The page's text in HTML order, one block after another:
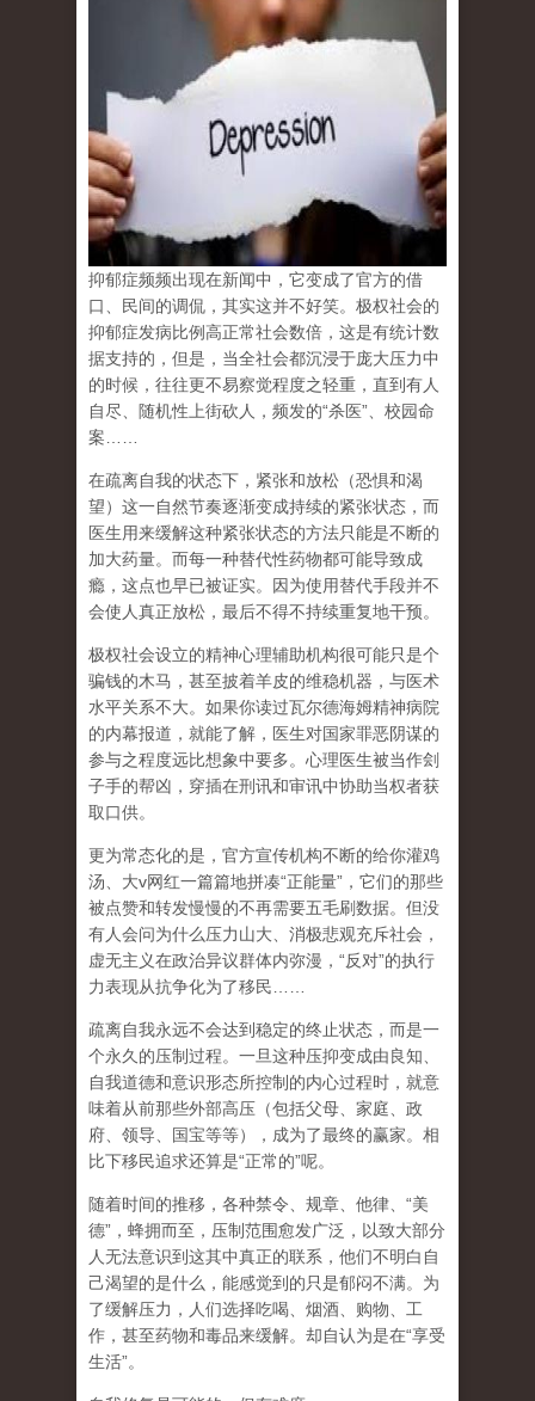
抑郁症频频出现在新闻中，它变成了官方的借
口、民间的调侃，其实这并不好笑。极权社会的
抑郁症发病比例高正常社会数倍，这是有统计数
据支持的，但是，当全社会都沉浸于庞大压力中
的时候，往往更不易察觉程度之轻重，直到有人
自尽、随机性上街砍人，频发的“杀医” 、校园命
案
在疏离自我的状态下，紧张和放松（恐惧和渴
望）这一自然节奏逐渐变成持续的紧张状态，而
医生用来缓解这种紧张状态的方法只能是不断的
加大药量。而每一种替代性药物都可能导致成
瘾，这点也早已被证实。因为使用替代手段并不
会使人真正放松，最后不得不持续重复地干预。
极权社会设立的精神心理辅助机构很可能只是个
骗钱的木马，甚至披着羊皮的维稳机器，与医术
水平关系不大。如果你读过瓦尔德海姆精神病院
的内幕报道，就能了解，医生对国家罪恶阴谋的
参与之程度远比想象中要多。心理医生被当作刽
子手的帮凶，穿插在刑讯和审讯中协助当权者获
取口供。
更为常态化的是，官方宣传机构不断的给你灌鸡
汤、大v网红一篇篇地拼凑“正能量” ，它们的那些
被点赞和转发慢慢的不再需要五毛刷数据。但没
有人会问为什么压力山大、消极悲观充斥社会，
虚无主义在政治异议群体内弥漫， “反对”的执行
力表现从抗争化为了移民
疏离自我永远不会达到稳定的终止状态，而是一
个永久的压制过程。一旦这种压抑变成由良知、
自我道德和意识形态所控制的内心过程时，就意
味着从前那些外部高压（包括父母、家庭、政
府、领导、国宝等等），成为了最终的赢家。相
比下移民追求还算是“正常的”呢。
随着时间的推移，各种禁令、规章、他律、 “美
德” ，蜂拥而至，压制范围愈发广泛，以致大部分
人无法意识到这其中真正的联系，他们不明白自
己渴望的是什么，能感觉到的只是郁闷不满。为
了缓解压力，人们选择吃喝、烟酒、购物、工
作，甚至药物和毒品来缓解。却自认为是在“享受
生活”。